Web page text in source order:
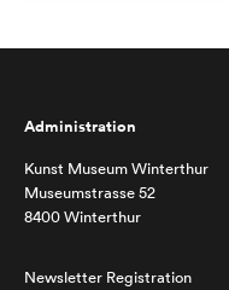
Administration
Kunst Museum Winterthur
Museumstrasse 52
8400 Winterthur
Newsletter Registration